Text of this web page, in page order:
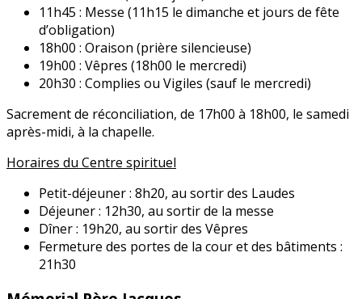
11h45 : Messe (11h15 le dimanche et jours de fête
d’obligation)
18h00 : Oraison (prière silencieuse)
19h00 : Vêpres (18h00 le mercredi)
20h30 : Complies ou Vigiles (sauf le mercredi)
Sacrement de réconciliation, de 17h00 à 18h00, le samedi
après-midi, à la chapelle.
Horaires du Centre spirituel
Petit-déjeuner : 8h20, au sortir des Laudes
Déjeuner : 12h30, au sortir de la messe
Dîner : 19h20, au sortir des Vêpres
Fermeture des portes de la cour et des bâtiments :
21h30